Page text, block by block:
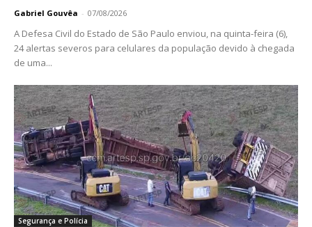
Gabriel Gouvêa - 07/08/2026
A Defesa Civil do Estado de São Paulo enviou, na quinta-feira (6),
24 alertas severos para celulares da população devido à chegada
de uma...
Segurança e Polícia